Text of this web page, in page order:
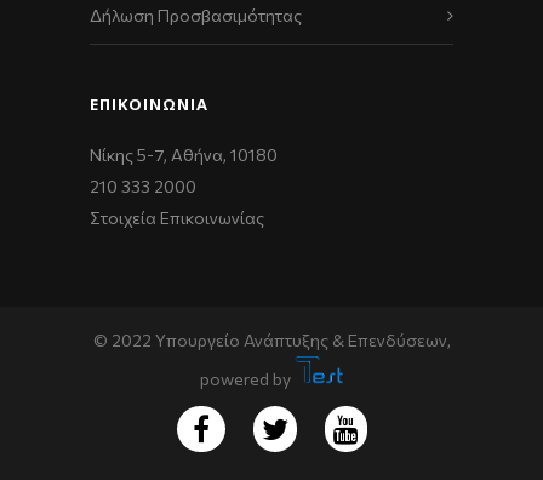
Δήλωση Προσβασιμότητας
ΕΠΙΚΟΙΝΩΝΊΑ
Νίκης 5-7, Αθήνα, 10180
210 333 2000
Στοιχεία Επικοινωνίας
© 2022 Υπουργείο Ανάπτυξης & Επενδύσεων,
powered by